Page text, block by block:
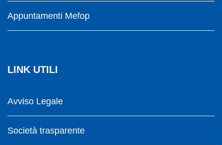
Appuntamenti Mefop
LINK UTILI
Avviso Legale
Società trasparente